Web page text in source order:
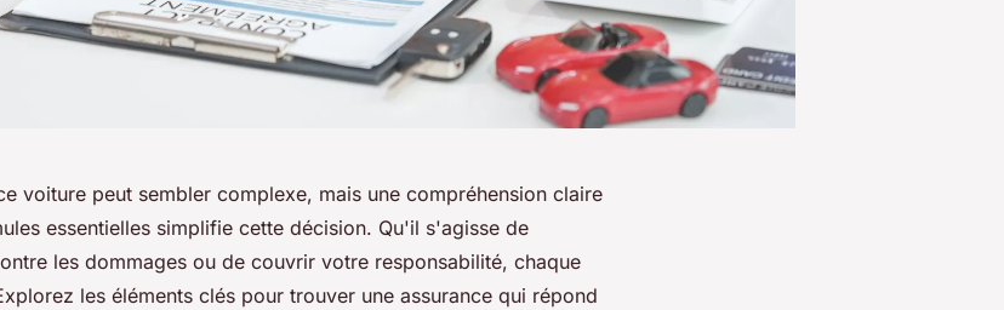
voiture peut sembler complexe, mais une compréhension claire
essentielles simplifie cette décision. Qu'il s'agisse de
les dommages ou de couvrir votre responsabilité, chaque
les éléments clés pour trouver une assurance qui répond